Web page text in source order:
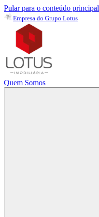
Pular para o conteúdo principal
Empresa do Grupo Lotus
Quem Somos